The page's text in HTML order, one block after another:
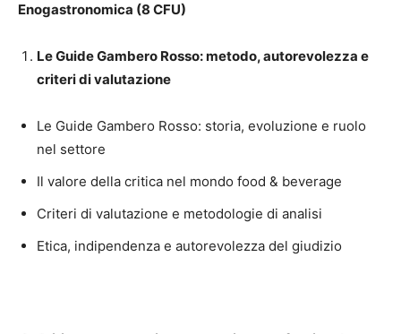
Enogastronomica (8 CFU)
Le Guide Gambero Rosso: metodo, autorevolezza e
criteri di valutazione
Le Guide Gambero Rosso: storia, evoluzione e ruolo
nel settore
Il valore della critica nel mondo food & beverage
Criteri di valutazione e metodologie di analisi
Etica, indipendenza e autorevolezza del giudizio